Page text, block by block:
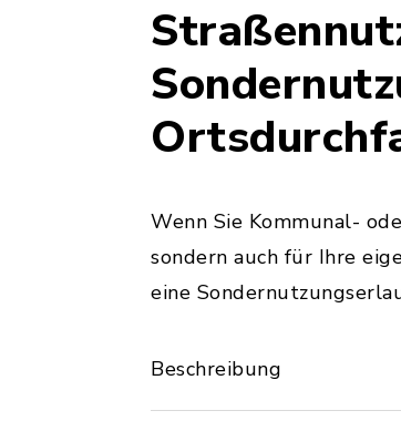
Wenn Sie Kommunal-
sondern auch für Ihre
eine
Beschreibung